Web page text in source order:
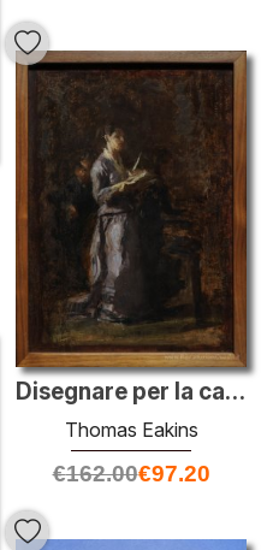
Disegnare per la canzone Patetico
Thomas Eakins
€162.00€97.20